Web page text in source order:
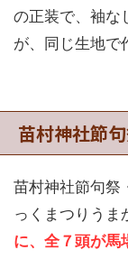
の正装で、袖な
が、同じ生地で
苗村神社節
苗村神社節句祭
っくまつりうま
に、全７頭が馬